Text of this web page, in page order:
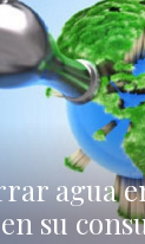
agua
su